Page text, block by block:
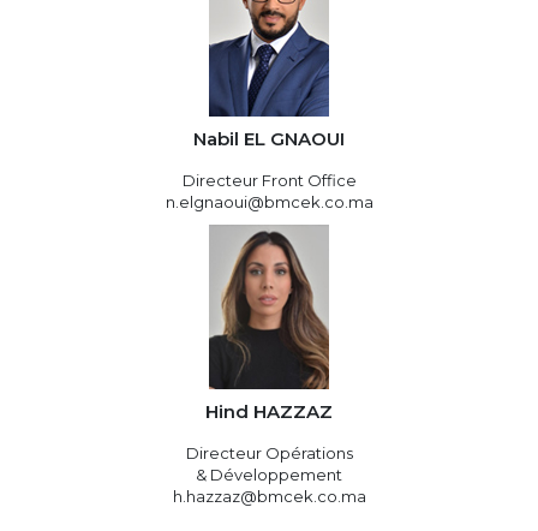
Nabil EL GNAOUI
Directeur Front Office
n.elgnaoui@bmcek.co.ma
Hind HAZZAZ
Directeur Opérations
& Développement
h.hazzaz@bmcek.co.ma